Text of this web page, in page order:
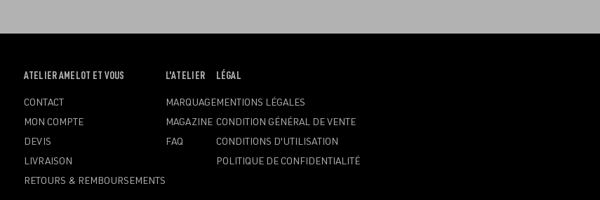
OUVRIR
MENU
ATELIER AMELOT ET VOUS
CONTACT
MON COMPTE
DEVIS
LIVRAISON
RETOURS & REMBOURSEMENTS
OUVRIR
MENU
L'ATELIER
MARQUAGE
MAGAZINE
FAQ
OUVRIR
MENU
LÉGAL
MENTIONS LÉGALES
CONDITION GÉNÉRAL DE VENTE
CONDITIONS D'UTILISATION
POLITIQUE DE CONFIDENTIALITÉ